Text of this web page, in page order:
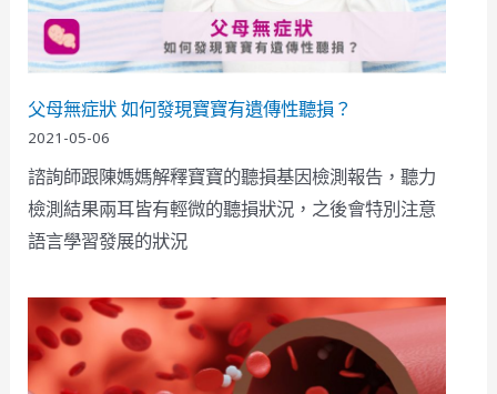
父母無症狀 如何發現寶寶有遺傳性聽損？
2021-05-06
諮詢師跟陳媽媽解釋寶寶的聽損基因檢測報告，聽力
檢測結果兩耳皆有輕微的聽損狀況，之後會特別注意
語言學習發展的狀況